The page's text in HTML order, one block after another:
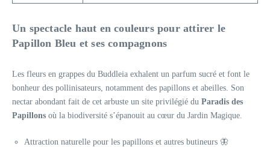
Un spectacle haut en couleurs pour attirer le
Papillon Bleu et ses compagnons
Les fleurs en grappes du Buddleia exhalent un parfum sucré et font le
bonheur des pollinisateurs, notamment des papillons et abeilles. Son
nectar abondant fait de cet arbuste un site privilégié du Paradis des
Papillons où la biodiversité s’épanouit au cœur du Jardin Magique.
Attraction naturelle pour les papillons et autres butineurs 🦋